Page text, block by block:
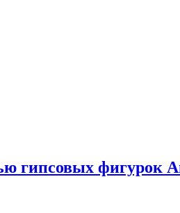
гипсовых фигурок